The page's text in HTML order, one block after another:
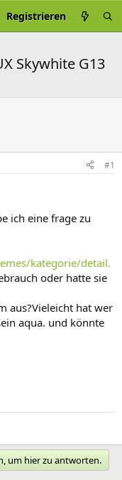
Registrieren
Skywhite G13
#1
ich eine frage zu
kategorie/detail.
oder hatte sie
aus?Vieleicht hat wer
aqua. und könnte
um hier zu antworten.